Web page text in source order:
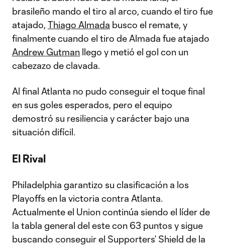
brasileño mando el tiro al arco, cuando el tiro fue
atajado, Thiago Almada busco el remate, y
finalmente cuando el tiro de Almada fue atajado
Andrew Gutman llego y metió el gol con un
cabezazo de clavada.
Al final Atlanta no pudo conseguir el toque final
en sus goles esperados, pero el equipo
demostró su resiliencia y carácter bajo una
situación difícil.
El Rival
Philadelphia garantizo su clasificación a los
Playoffs en la victoria contra Atlanta.
Actualmente el Union continúa siendo el líder de
la tabla general del este con 63 puntos y sigue
buscando conseguir el Supporters’ Shield de la